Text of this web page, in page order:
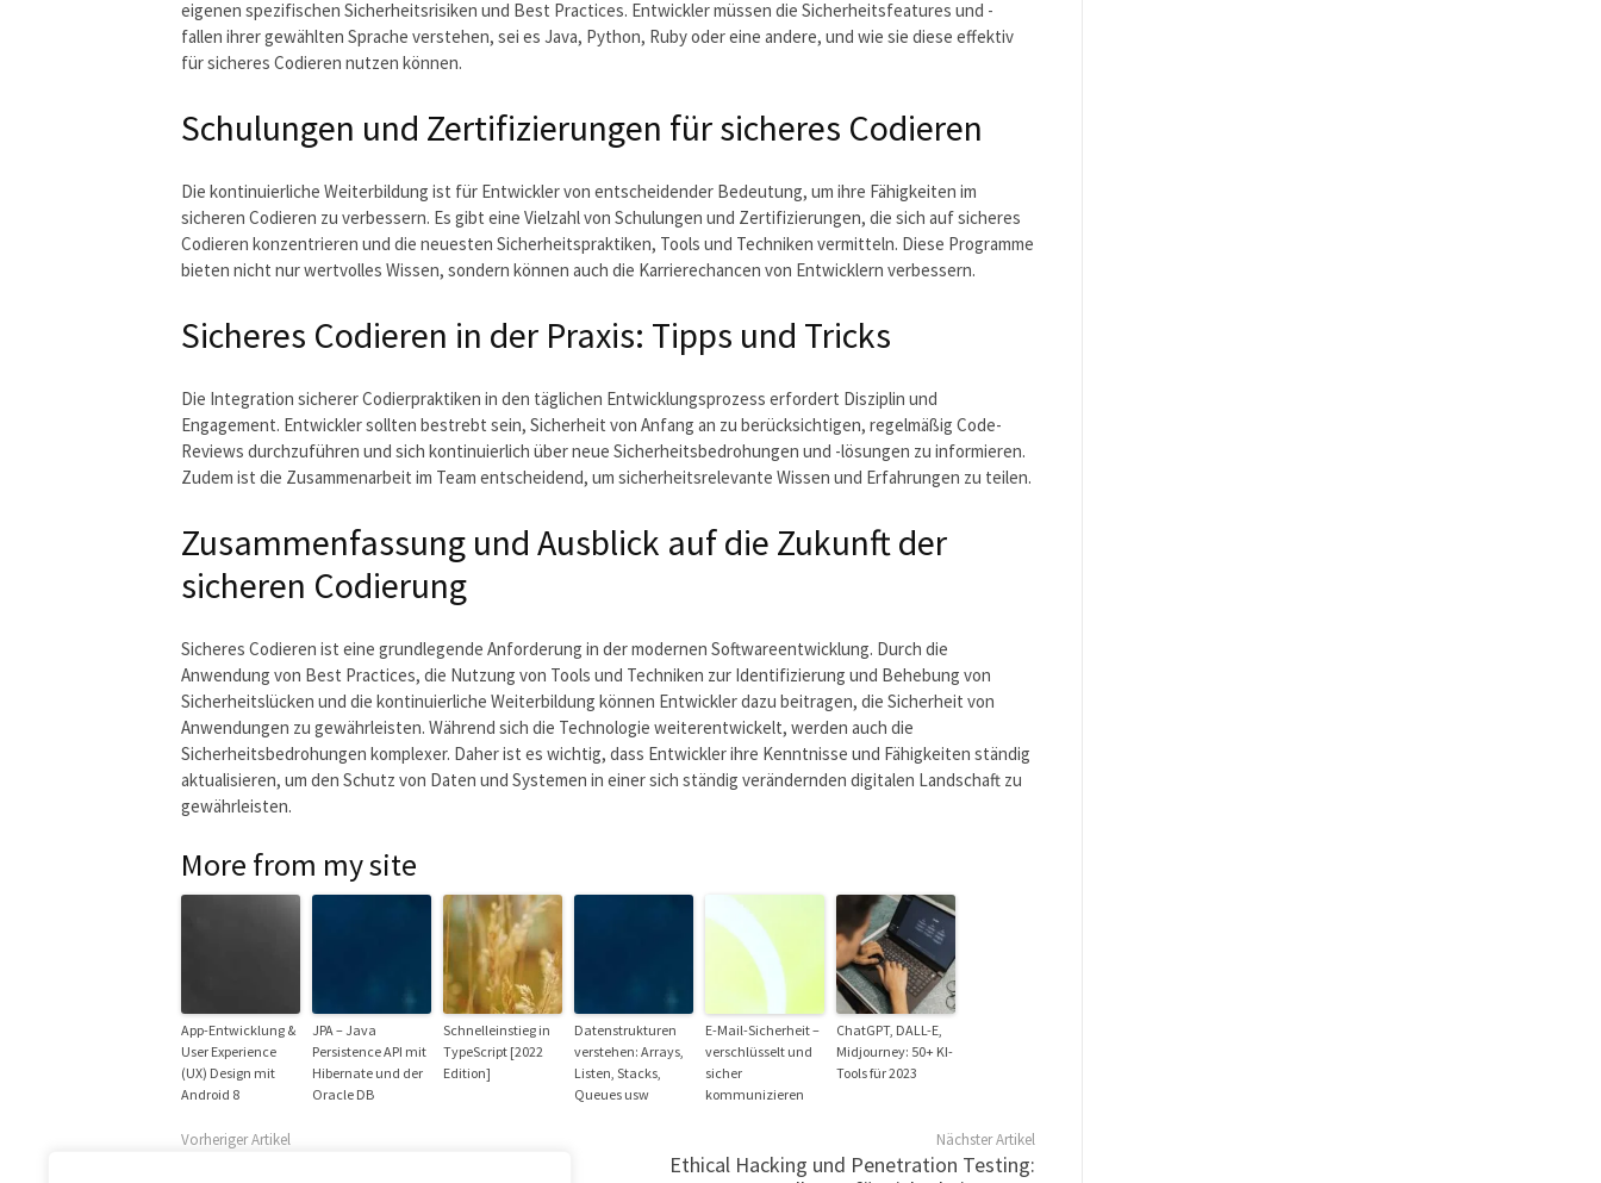
eigenen spezifischen Sicherheitsrisiken und Best Practices. Entwickler müssen die Sicherheitsfeatures und -
fallen ihrer gewählten Sprache verstehen, sei es Java, Python, Ruby oder eine andere, und wie sie diese effektiv
für sicheres Codieren nutzen können.
Schulungen und Zertifizierungen für sicheres Codieren
Die kontinuierliche Weiterbildung ist für Entwickler von entscheidender Bedeutung, um ihre Fähigkeiten im
sicheren Codieren zu verbessern. Es gibt eine Vielzahl von Schulungen und Zertifizierungen, die sich auf sicheres
Codieren konzentrieren und die neuesten Sicherheitspraktiken, Tools und Techniken vermitteln. Diese Programme
bieten nicht nur wertvolles Wissen, sondern können auch die Karrierechancen von Entwicklern verbessern.
Sicheres Codieren in der Praxis: Tipps und Tricks
Die Integration sicherer Codierpraktiken in den täglichen Entwicklungsprozess erfordert Disziplin und
Engagement. Entwickler sollten bestrebt sein, Sicherheit von Anfang an zu berücksichtigen, regelmäßig Code-
Reviews durchzuführen und sich kontinuierlich über neue Sicherheitsbedrohungen und -lösungen zu informieren.
Zudem ist die Zusammenarbeit im Team entscheidend, um sicherheitsrelevante Wissen und Erfahrungen zu teilen.
Zusammenfassung und Ausblick auf die Zukunft der
sicheren Codierung
Sicheres Codieren ist eine grundlegende Anforderung in der modernen Softwareentwicklung. Durch die
Anwendung von Best Practices, die Nutzung von Tools und Techniken zur Identifizierung und Behebung von
Sicherheitslücken und die kontinuierliche Weiterbildung können Entwickler dazu beitragen, die Sicherheit von
Anwendungen zu gewährleisten. Während sich die Technologie weiterentwickelt, werden auch die
Sicherheitsbedrohungen komplexer. Daher ist es wichtig, dass Entwickler ihre Kenntnisse und Fähigkeiten ständig
aktualisieren, um den Schutz von Daten und Systemen in einer sich ständig verändernden digitalen Landschaft zu
gewährleisten.
More from my site
App-Entwicklung &
User Experience
(UX) Design mit
Android 8
JPA – Java
Persistence API mit
Hibernate und der
Oracle DB
Schnelleinstieg in
TypeScript [2022
Edition]
Datenstrukturen
verstehen: Arrays,
Listen, Stacks,
Queues usw
E-Mail-Sicherheit –
verschlüsselt und
sicher
kommunizieren
ChatGPT, DALL-E,
Midjourney: 50+ KI-
Tools für 2023
Vorheriger Artikel Nächster Artikel
Ethical Hacking und Penetration Testing: